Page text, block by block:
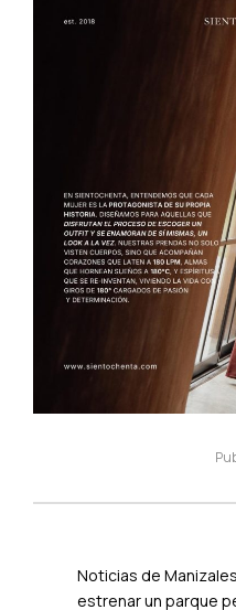
Noticias de
estrenar un parque